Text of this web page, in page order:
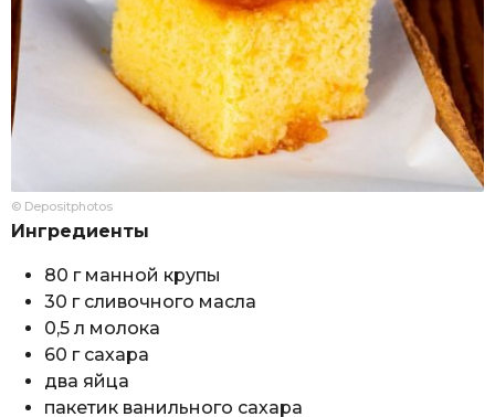
© Depositphotos
Ингредиенты
80 г манной крупы
30 г сливочного масла
0,5 л молока
60 г сахара
два яйца
пакетик ванильного сахара